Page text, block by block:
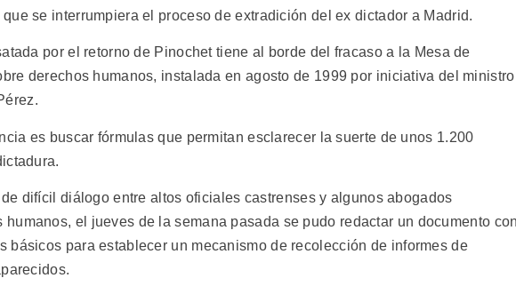
se interrumpiera el proceso de extradición del ex dictador a Madrid.
por el retorno de Pinochet tiene al borde del fracaso a la Mesa de
derechos humanos, instalada en agosto de 1999 por iniciativa del ministro
es buscar fórmulas que permitan esclarecer la suerte de unos 1.200
difícil diálogo entre altos oficiales castrenses y algunos abogados
humanos, el jueves de la semana pasada se pudo redactar un documento con
básicos para establecer un mecanismo de recolección de informes de